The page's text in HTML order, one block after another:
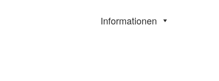
Informationen